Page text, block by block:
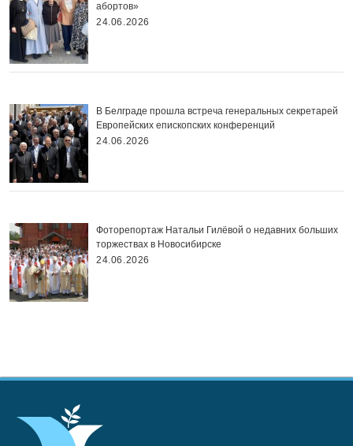
абортов»
24.06.2026
В Белграде прошла встреча генеральных секретарей
Европейских епископских конференций
24.06.2026
Фоторепортаж Натальи Гилёвой о недавних больших
торжествах в Новосибирске
24.06.2026